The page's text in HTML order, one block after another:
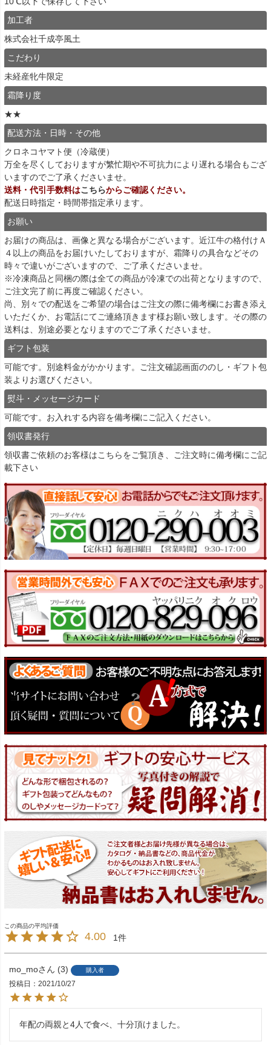
加工者
株式会社千成亭風土
こだわり
未経産牝牛限定
霜降り度
★★
配送方法・日時・その他
クロネコヤマト便（冷蔵便）
万全を尽くしておりますが繁忙期や不可抗力により遅れる場合もござ
いますのでご了承くださいませ。
送料・代引手数料はこちらからご確認ください。
配送日時指定・時間帯指定承ります。
お願い
お届けの商品は、画像と異なる場合がございます。近江牛の格付けＡ
４以上の商品をお届けいたしておりますが、霜降りの具合などその
時々で違いがございますので、ご了承くださいませ。
※冷凍商品と同梱の際は全ての商品が冷凍での出荷となりますので、
ご注文完了前に再度ご確認ください。
尚、別々での配送をご希望の場合はご注文の際に備考欄にお書き添え
いただくか、お電話にてご連絡頂きます様お願い致します。その際の
送料は、別途必要となりますのでご了承くださいませ。
ギフト包装
可能です。別途料金がかかります。ご注文確認画面ののし・ギフト包
装よりお選びください。
熨斗・メッセージカード
可能です。お入れする内容を備考欄にご記入ください。
領収書発行
領収書ご依頼のお客様はこちらをご覧頂き、ご注文時に備考欄にご記
載下さい
4.00 1
mo_mo 3 購入者
投稿日 2021/10/27
年配の両親と4人で食べ、十分頂けました。